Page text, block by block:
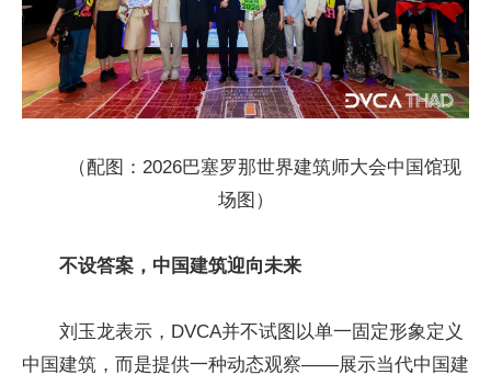
（配图：2026巴塞罗那世界建筑师大会中国馆现
场图）
不设答案，中国建筑迎向未来
刘玉龙表示，DVCA并不试图以单一固定形象定义
中国建筑，而是提供一种动态观察——展示当代中国建